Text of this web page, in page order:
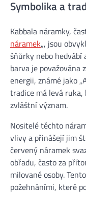
Symbolika a
Kabbala náramky,
náramek„, jsou
šňůrky nebo hedvábí
barva je
energii, známé jako
tradice má levá
zvláštní význam.
Nositelé těchto
vlivy a přinášejí jim
červený náramek
obřadu, často za
milované osoby.
požehnáními, které